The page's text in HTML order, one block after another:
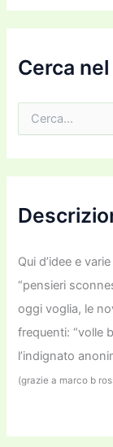
e
m
i
lCerca
c
a
Qui d’idee e
“pensieri
oggi voglia, le
frequenti: “volle
l’indignato
(grazie a marco b